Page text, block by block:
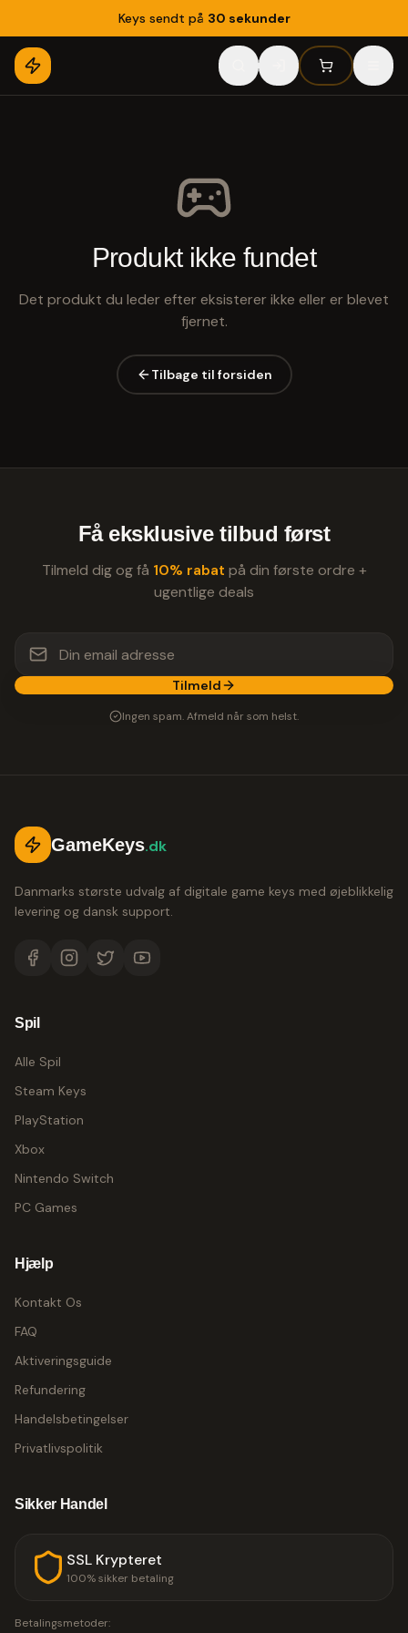
Keys sendt på 30 sekunder
Produkt ikke fundet
Det produkt du leder efter eksisterer ikke eller er blevet
fjernet.
Tilbage til forsiden
Få eksklusive tilbud først
Tilmeld dig og få 10% rabat på din første ordre +
ugentlige deals
Tilmeld
Ingen spam. Afmeld når som helst.
GameKeys.dk
Danmarks største udvalg af digitale game keys med øjeblikkelig
levering og dansk support.
Spil
Alle Spil
Steam Keys
PlayStation
Xbox
Nintendo Switch
PC Games
Hjælp
Kontakt Os
FAQ
Aktiveringsguide
Refundering
Handelsbetingelser
Privatlivspolitik
Sikker Handel
SSL Krypteret
100% sikker betaling
Betalingsmetoder: